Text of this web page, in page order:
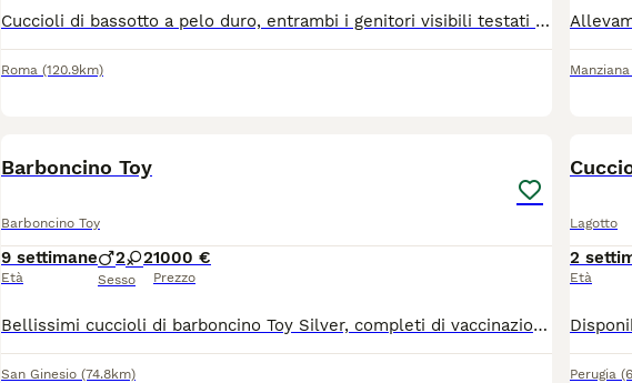
Cuccioli di bassotto a pelo duro, entrambi i genitori visibili testati per le malattie genetiche di razza. Verrano ceduti dopo gli 80 giorni con vaccinazioni, sverminazioni , chippati e pedigree Enci. Disponibili da fine agosto.
Roma (120.9km) Manziana
Barboncino Toy
Barboncino Toy
9 settimane
Età
2 2
Sesso
1000 €
Prezzo
Bellissimi cuccioli di barboncino Toy Silver, completi di vaccinazioni, chip, libretto sanitario e visita veterinaria alla consegna, genitori visibili
San Ginesio (74.8km)
Lagotto
2
Età
Perugia